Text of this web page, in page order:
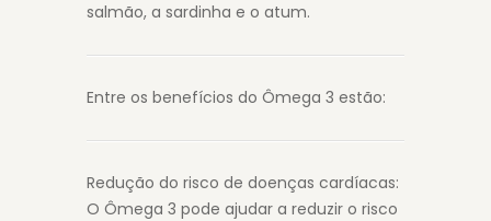
salmão, a sardinha e o atum.
Entre os benefícios do Ômega 3 estão:
Redução do risco de doenças cardíacas:
O Ômega 3 pode ajudar a reduzir o risco